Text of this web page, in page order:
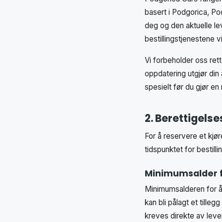
basert i Podgorica,
deg og den aktuelle
bestillingstjenestene
Vi forbeholder oss
oppdatering utgjør
spesielt før du gjør en
2.
For å reservere et
tidspunktet for
Minimumsalder
Minimumsalderen for
kan bli pålagt et
kreves direkte av